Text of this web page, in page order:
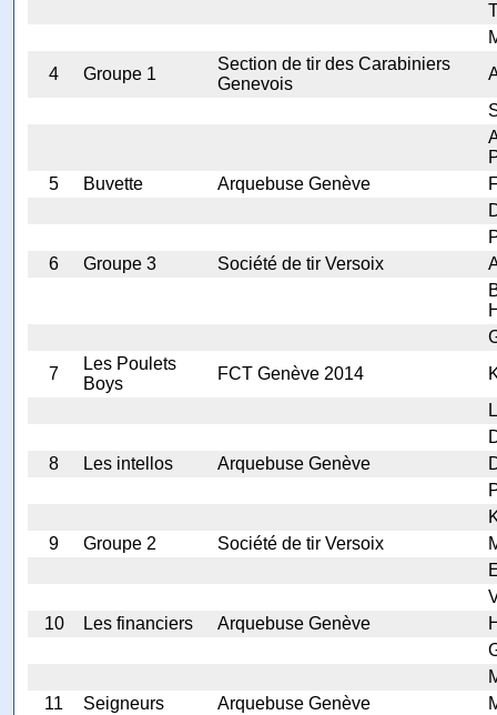
4
Groupe 1
Section de tir des Carabiniers
Genevois
5
Buvette Arquebuse Genève
6
Groupe 3 Société de tir Versoix
7
Les Poulets
Boys
FCT Genève 2014
8
Les intellos Arquebuse Genève
9
Groupe 2 Société de tir Versoix
10
Les financiers Arquebuse Genève
11
Seigneurs Arquebuse Genève